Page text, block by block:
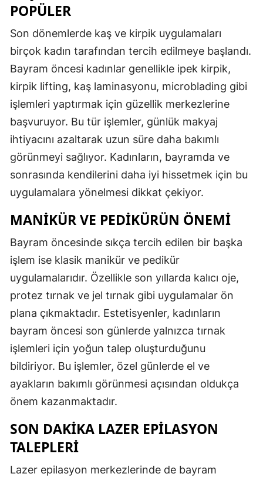
POPÜLER
Son dönemlerde kaş ve kirpik uygulamaları
birçok kadın tarafından tercih edilmeye başlandı.
Bayram öncesi kadınlar genellikle ipek kirpik,
kirpik lifting, kaş laminasyonu, microblading gibi
işlemleri yaptırmak için güzellik merkezlerine
başvuruyor. Bu tür işlemler, günlük makyaj
ihtiyacını azaltarak uzun süre daha bakımlı
görünmeyi sağlıyor. Kadınların, bayramda ve
sonrasında kendilerini daha iyi hissetmek için bu
uygulamalara yönelmesi dikkat çekiyor.
MANIKÜR VE PEDIKÜRÜN ÖNEMI
Bayram öncesinde sıkça tercih edilen bir başka
işlem ise klasik manikür ve pedikür
uygulamalarıdır. Özellikle son yıllarda kalıcı oje,
protez tırnak ve jel tırnak gibi uygulamalar ön
plana çıkmaktadır. Estetisyenler, kadınların
bayram öncesi son günlerde yalnızca tırnak
işlemleri için yoğun talep oluşturduğunu
bildiriyor. Bu işlemler, özel günlerde el ve
ayakların bakımlı görünmesi açısından oldukça
önem kazanmaktadır.
SON DAKIKA LAZER EPILASYON
TALEPLERI
Lazer epilasyon merkezlerinde de bayram